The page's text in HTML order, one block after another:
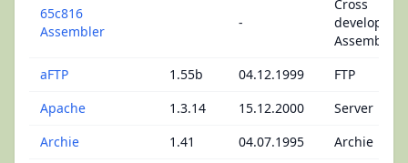
65c816
Assembler
-
Cross
Assembler
aFTP
1.55b 04.12.1999
FTP
Apache
1.3.14 15.12.2000
Server
Archie
1.41 04.07.1995 Archie